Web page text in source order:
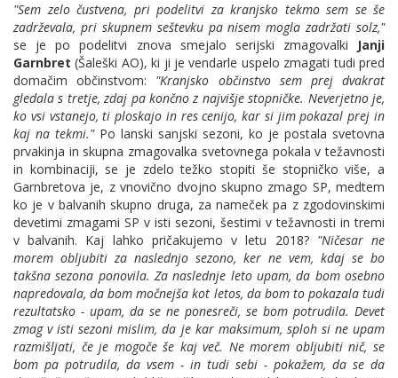
"Sem zelo čustvena, pri podelitvi za kranjsko tekmo sem se še
zadrževala, pri skupnem seštevku pa nisem mogla zadržati solz,"
se je po podelitvi znova smejalo serijski zmagovalki Janji
Garnbret (Šaleški AO), ki ji je vendarle uspelo zmagati tudi pred
domačim občinstvom: "Kranjsko občinstvo sem prej dvakrat
gledala s tretje, zdaj pa končnoz najvišje stopničke. Neverjetno je,
ko vsi vstanejo, ti ploskajo in res cenijo, kar si jim pokazal prej in
kaj na tekmi."Po lanski sanjski sezoni, ko je postala svetovna
prvakinja in skupna zmagovalka svetovnega pokala v težavnosti
in kombinaciji, se je zdelo težko stopiti še stopničko više, a
Garnbretova je, z vnovično dvojno skupno zmago SP, medtem
ko je v balvanih skupno druga, za nameček pa z zgodovinskimi
devetimi zmagami SP v isti sezoni, šestimi v težavnosti in tremi
v balvanih. Kaj lahko pričakujemo v letu 2018? "Ničesar ne
morem obljubiti za naslednjo sezono, ker ne vem, kdaj se bo
takšna sezona ponovila. Za naslednje leto upam, da bom osebno
napredovala, da bom močnejša kot letos, da bom to pokazala tudi
rezultatsko - upam, da se ne ponesreči, se bom potrudila. Devet
zmag v isti sezonimislim, da je kar maksimum, sploh si ne upam
razmišljati, če je mogoče še kaj več. Ne morem obljubiti nič, se
bom pa potrudila, da vsem - in tudi sebi - pokažem, da se da